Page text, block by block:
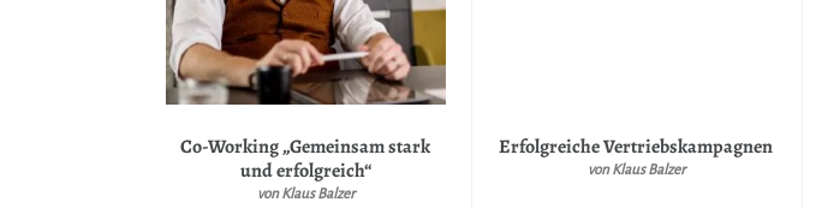
Co-Working „Gemeinsam stark
und erfolgreich“
von Klaus Balzer
Erfolgreiche Vertriebskampagnen
von Klaus Balzer